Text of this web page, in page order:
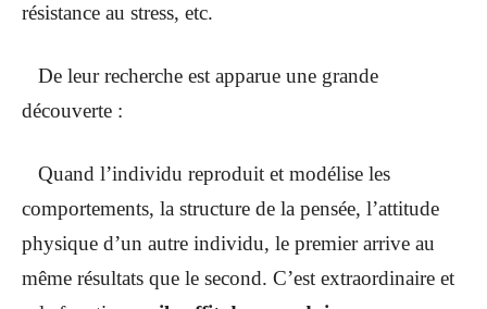
résistance au stress, etc.
De leur recherche est apparue une grande
découverte :
Quand l’individu reproduit et modélise les
comportements, la structure de la pensée, l’attitude
physique d’un autre individu, le premier arrive au
même résultats que le second. C’est extraordinaire et